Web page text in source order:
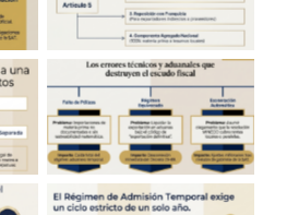
guatemala
decreto 29-89
guatemala